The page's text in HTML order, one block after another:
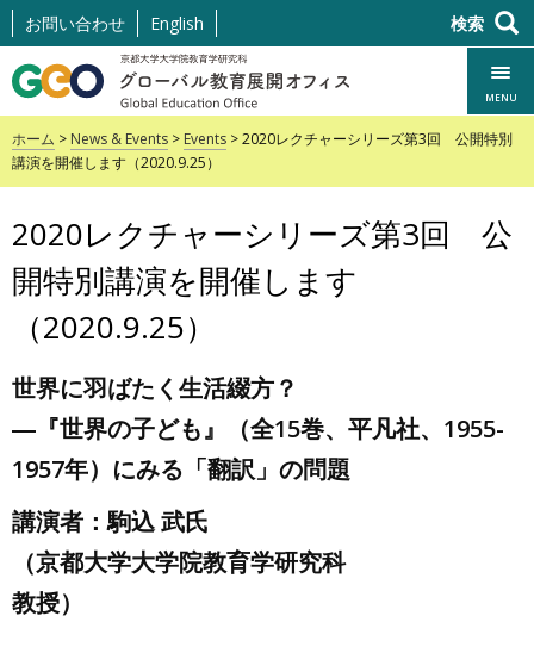
コ
ン
テ
ン
ト
ま
ス
キ
ッ
お問い合わせ English 検索
MENU
ホーム > News & Events > Events > 2020レクチャーシリーズ第3回 公開特別
講演を開催します（2020.9.25）
2020レクチャーシリーズ第3回 公
開特別講演を開催します
（2020.9.25）
世界に羽ばたく生活綴方？
―『世界の子ども』（全15巻、平凡社、1955-
1957年）にみる「翻訳」の問題
講演者：駒込 武氏
（京都大学大学院教育学研究科
教授）